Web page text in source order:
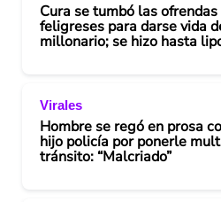
Cura se tumbó las ofrendas
feligreses para darse vida
millonario; se hizo hasta
Virales
Hombre se regó en prosa
hijo policía por ponerle
tránsito: “Malcriado”